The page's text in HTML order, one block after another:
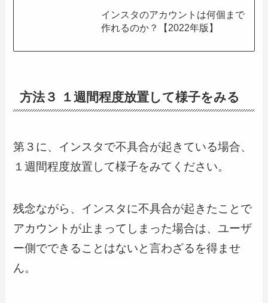
インスタのアカウントは何個まで
作れるのか？【2022年版】
方法３ １週間程度放置して様子をみる
第３に、インスタで不具合が起きている場合、
１週間程度放置して様子をみてください。
残念ながら、インスタに不具合が起きたことで
アカウントが止まってしまった場合は、ユーザ
ー側でできることはないと言わざるを得ませ
ん。